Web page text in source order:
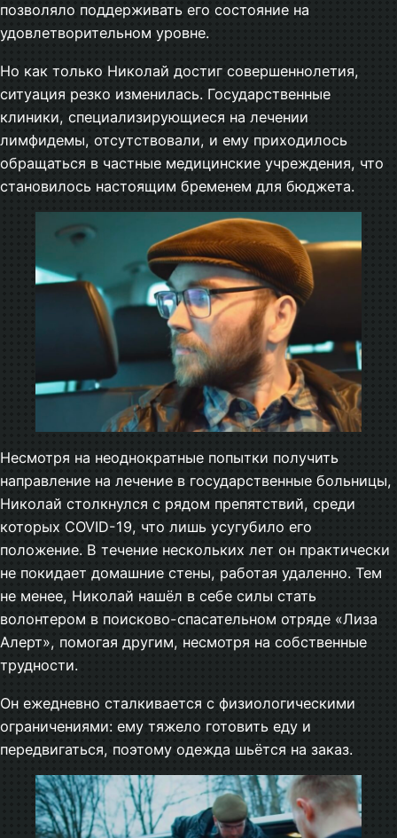
позволяло поддерживать его состояние на
удовлетворительном уровне.
Но как только Николай достиг совершеннолетия,
ситуация резко изменилась. Государственные
клиники, специализирующиеся на лечении
лимфидемы, отсутствовали, и ему приходилось
обращаться в частные медицинские учреждения, что
становилось настоящим бременем для бюджета.
Несмотря на неоднократные попытки получить
направление на лечение в государственные больницы,
Николай столкнулся с рядом препятствий, среди
которых COVID-19, что лишь усугубило его
положение. В течение нескольких лет он практически
не покидает домашние стены, работая удаленно. Тем
не менее, Николай нашёл в себе силы стать
волонтером в поисково-спасательном отряде «Лиза
Алерт», помогая другим, несмотря на собственные
трудности.
Он ежедневно сталкивается с физиологическими
ограничениями: ему тяжело готовить еду и
передвигаться, поэтому одежда шьётся на заказ.